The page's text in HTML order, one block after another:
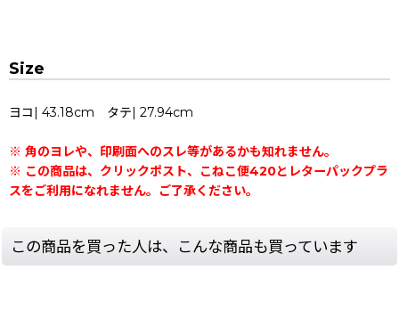
Size
ヨコ| 43.18cm タテ| 27.94cm
※ 角のヨレや、印刷面へのスレ等があるかも知れません。
※ この商品は、クリックポスト、こねこ便420とレターパックプラ
スをご利用になれません。ご了承ください。
この商品を買った人は、こんな商品も買っています